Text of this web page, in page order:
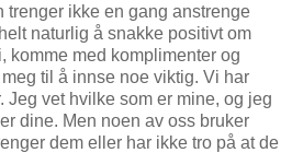
trenger ikke en gang anstrenge
naturlig å snakke positivt om
komme med komplimenter og
til å innse noe viktig. Vi har
Jeg vet hvilke som er mine, og jeg
dine. Men noen av oss bruker
dem eller har ikke tro på at de